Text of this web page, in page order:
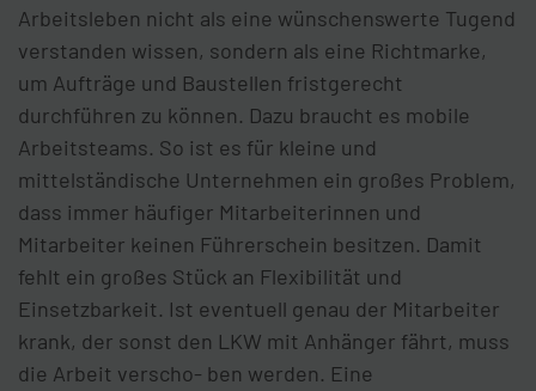
Arbeitsleben nicht als eine wünschenswerte Tugend
verstanden wissen, sondern als eine Richtmarke,
um Aufträge und Baustellen fristgerecht
durchführen zu können. Dazu braucht es mobile
Arbeitsteams. So ist es für kleine und
mittelständische Unternehmen ein großes Problem,
dass immer häufiger Mitarbeiterinnen und
Mitarbeiter keinen Führerschein besitzen. Damit
fehlt ein großes Stück an Flexibilität und
Einsetzbarkeit. Ist eventuell genau der Mitarbeiter
krank, der sonst den LKW mit Anhänger fährt, muss
die Arbeit verscho- ben werden. Eine